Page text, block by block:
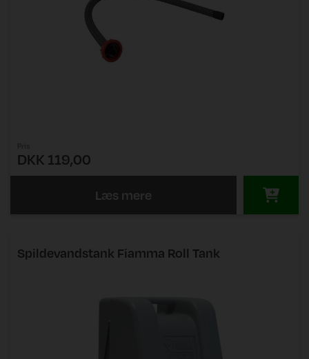
DKK 119,00
Læs mere
Spildevandstank Fiamma Roll Tank